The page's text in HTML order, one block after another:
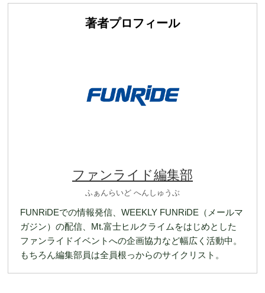
著者プロフィール
ファンライド編集部
ふぁんらいど へんしゅうぶ
FUNRiDEでの情報発信、WEEKLY FUNRiDE（メールマ
ガジン）の配信、Mt.富士ヒルクライムをはじめとした
ファンライドイベントへの企画協力など幅広く活動中。
もちろん編集部員は全員根っからのサイクリスト。